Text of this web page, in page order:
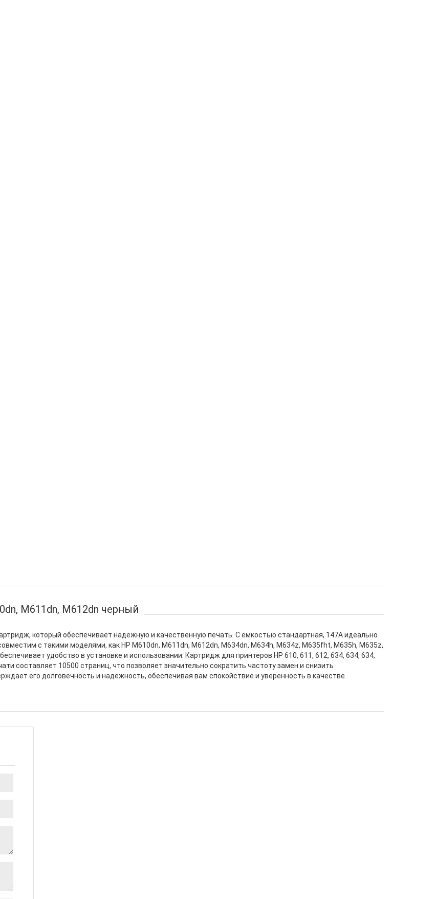
M611dn, M612dn черный
который обеспечивает надежную и качественную печать. С емкостью стандартная, 147А идеально
с такими моделями, как HP M610dn, M611dn, M612dn, M634dn, M634h, M634z, M635fht, M635h, M635z,
удобство в установке и использовании. Картридж для принтеров HP 610, 611, 612, 634, 634, 634,
составляет 10500 страниц, что позволяет значительно сократить частоту замен и снизить
его долговечность и надежность, обеспечивая вам спокойствие и уверенность в качестве